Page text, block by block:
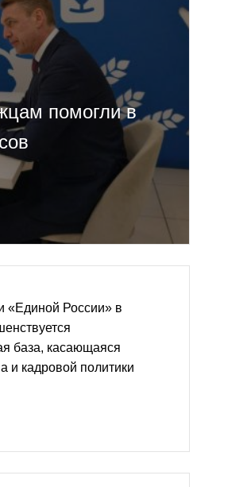
помогли в
«Единой России» в
база, касающаяся
и кадровой политики